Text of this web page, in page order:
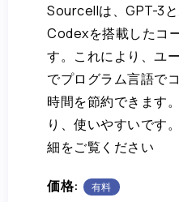
SourceIIは、GPT-3
Codexを搭載したコ
す。これにより、ユ
でプログラム言語で
時間を節約できます
り、使いやすいです
細をご覧ください
価格: 有料